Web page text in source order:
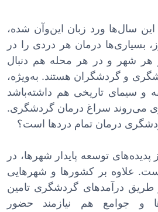
سال‌ها ورد زبان این‌وآن شده،
درمان هر دردی را در
هر شهر و در هر محله هم دنبال
و گردشگران هستند. به‌ویژه،
و سیمای تاریخی هم داشته‌باشد
می‌روند سراغ درمان گردشگری.
درمان تمام دردها است؟
پدیده‌های توسعه پایدار شهرها، در
علاوه بر کشورها و شهرهایی
طریق درآمدهای گردشگری تامین
و جوامع هم نیازمند حضور